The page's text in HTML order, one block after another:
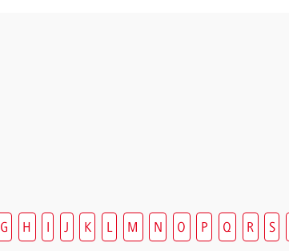
G H I J K L M N O P Q R S